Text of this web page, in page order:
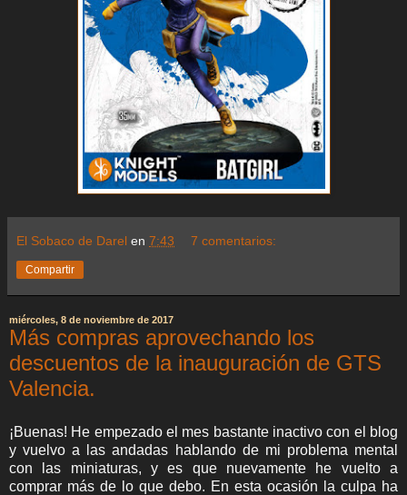
El Sobaco de Darel en 7:43 7 comentarios:
Compartir
miércoles, 8 de noviembre de 2017
Más compras aprovechando los
descuentos de la inauguración de GTS
Valencia.
¡Buenas! He empezado el mes bastante inactivo con el blog
y vuelvo a las andadas hablando de mi problema mental
con las miniaturas, y es que nuevamente he vuelto a
comprar más de lo que debo. En esta ocasión la culpa ha